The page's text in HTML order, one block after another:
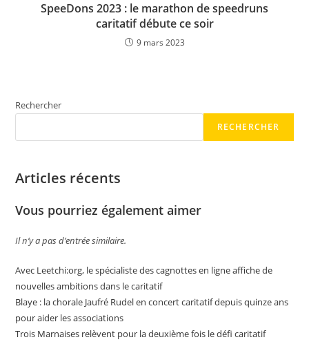
SpeeDons 2023 : le marathon de speedruns
caritatif débute ce soir
9 mars 2023
Rechercher
RECHERCHER
Articles récents
Vous pourriez également aimer
Il n’y a pas d’entrée similaire.
Avec Leetchi:org, le spécialiste des cagnottes en ligne affiche de
nouvelles ambitions dans le caritatif
Blaye : la chorale Jaufré Rudel en concert caritatif depuis quinze ans
pour aider les associations
Trois Marnaises relèvent pour la deuxième fois le défi caritatif